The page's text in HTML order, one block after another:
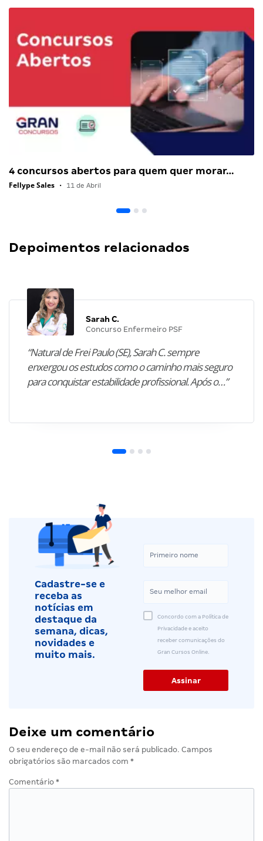
4 concursos abertos para quem quer morar…
Fellype Sales • 11 de Abril
Depoimentos relacionados
Sarah C.
Concurso Enfermeiro PSF
“Natural de Frei Paulo (SE), Sarah C. sempre
enxergou os estudos como o caminho mais seguro
para conquistar estabilidade profissional. Após o…”
Cadastre-se e
receba as
notícias em
destaque da
semana, dicas,
novidades e
muito mais.
Concordo com a Política de
Privacidade e aceito
receber comunicações do
Gran Cursos Online.
Deixe um comentário
O seu endereço de e-mail não será publicado. Campos
obrigatórios são marcados com *
Comentário *